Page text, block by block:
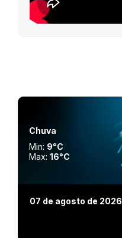
Chuva
Min: 9°C
Max:16°C
07 de agosto de 2026